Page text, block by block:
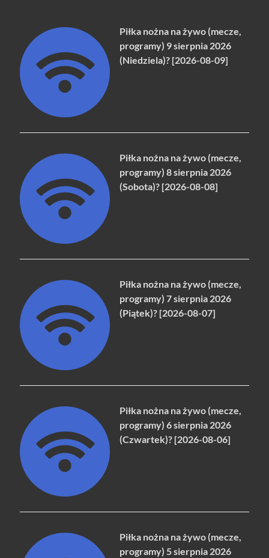
Piłka nożna na żywo (mecze,
programy) 9 sierpnia 2026
(Niedziela)? [2026-08-09]
Piłka nożna na żywo (mecze,
programy) 8 sierpnia 2026
(Sobota)? [2026-08-08]
Piłka nożna na żywo (mecze,
programy) 7 sierpnia 2026
(Piątek)? [2026-08-07]
Piłka nożna na żywo (mecze,
programy) 6 sierpnia 2026
(Czwartek)? [2026-08-06]
Piłka nożna na żywo (mecze,
programy) 5 sierpnia 2026